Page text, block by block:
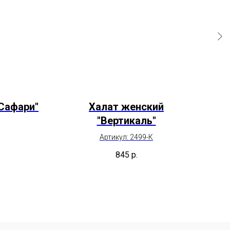
Халат женский
"Вертикаль"
Артикул: 2499-К
845 р.